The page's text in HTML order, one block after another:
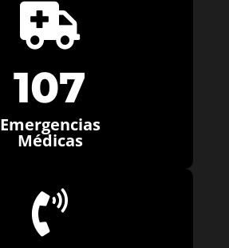

107
Emergencias
Médicas
